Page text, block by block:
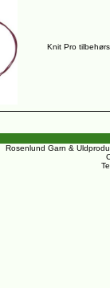
Knit Pro
Rosenlund Garn &